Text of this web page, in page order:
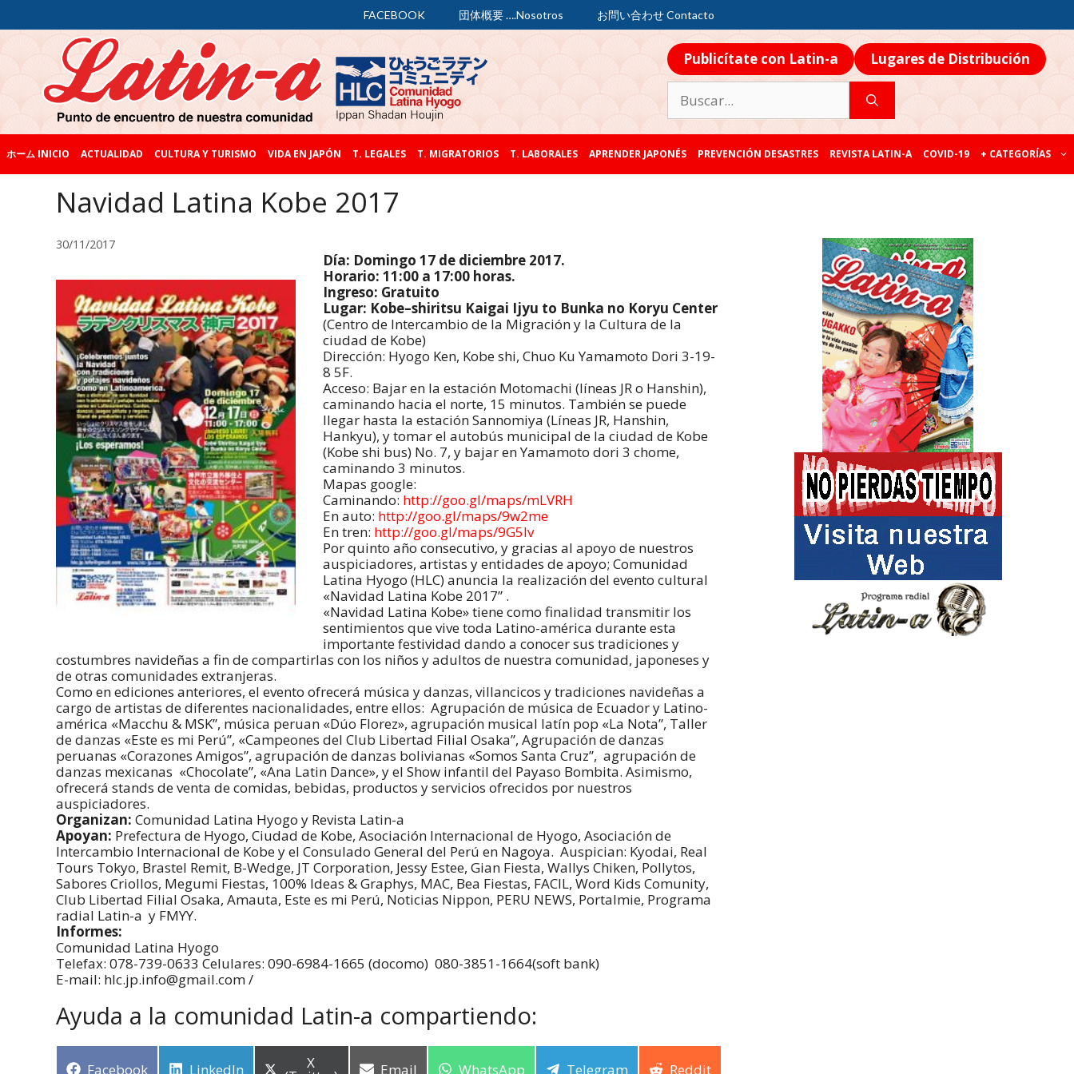
FACEBOOK 団体概要 ….Nosotros お問い合わせ Contacto
Publicítate con Latin-a Lugares de Distribución
ホーム INICIO ACTUALIDAD CULTURA Y TURISMO VIDA EN JAPÓN T. LEGALES T. MIGRATORIOS T. LABORALES APRENDER JAPONÉS PREVENCIÓN DESASTRES REVISTA LATIN-A COVID-19 + CATEGORÍAS
Navidad Latina Kobe 2017
30/11/2017
Día: Domingo 17 de diciembre 2017.
Horario: 11:00 a 17:00 horas.
Ingreso: Gratuito
Lugar: Kobe–shiritsu Kaigai Ijyu to Bunka no Koryu Center
(Centro de Intercambio de la Migración y la Cultura de la
ciudad de Kobe)
Dirección: Hyogo Ken, Kobe shi, Chuo Ku Yamamoto Dori 3-19-
8 5F.
Acceso: Bajar en la estación Motomachi (líneas JR o Hanshin),
caminando hacia el norte, 15 minutos. También se puede
llegar hasta la estación Sannomiya (Líneas JR, Hanshin,
Hankyu), y tomar el autobús municipal de la ciudad de Kobe
(Kobe shi bus) No. 7, y bajar en Yamamoto dori 3 chome,
caminando 3 minutos.
Mapas google:
Caminando: http://goo.gl/maps/mLVRH
En auto: http://goo.gl/maps/9w2me
En tren: http://goo.gl/maps/9G5Iv
Por quinto año consecutivo, y gracias al apoyo de nuestros
auspiciadores, artistas y entidades de apoyo; Comunidad
Latina Hyogo (HLC) anuncia la realización del evento cultural
«Navidad Latina Kobe 2017” .
«Navidad Latina Kobe» tiene como finalidad transmitir los
sentimientos que vive toda Latino-américa durante esta
importante festividad dando a conocer sus tradiciones y
costumbres navideñas a fin de compartirlas con los niños y adultos de nuestra comunidad, japoneses y
de otras comunidades extranjeras.
Como en ediciones anteriores, el evento ofrecerá música y danzas, villancicos y tradiciones navideñas a
cargo de artistas de diferentes nacionalidades, entre ellos: Agrupación de música de Ecuador y Latino-
américa «Macchu & MSK”, música peruan «Dúo Florez», agrupación musical latín pop «La Nota”, Taller
de danzas «Este es mi Perú”, «Campeones del Club Libertad Filial Osaka”, Agrupación de danzas
peruanas «Corazones Amigos”, agrupación de danzas bolivianas «Somos Santa Cruz”, agrupación de
danzas mexicanas «Chocolate”, «Ana Latin Dance», y el Show infantil del Payaso Bombita. Asimismo,
ofrecerá stands de venta de comidas, bebidas, productos y servicios ofrecidos por nuestros
auspiciadores.
Organizan: Comunidad Latina Hyogo y Revista Latin-a
Apoyan: Prefectura de Hyogo, Ciudad de Kobe, Asociación Internacional de Hyogo, Asociación de
Intercambio Internacional de Kobe y el Consulado General del Perú en Nagoya. Auspician: Kyodai, Real
Tours Tokyo, Brastel Remit, B-Wedge, JT Corporation, Jessy Estee, Gian Fiesta, Wallys Chiken, Pollytos,
Sabores Criollos, Megumi Fiestas, 100% Ideas & Graphys, MAC, Bea Fiestas, FACIL, Word Kids Comunity,
Club Libertad Filial Osaka, Amauta, Este es mi Perú, Noticias Nippon, PERU NEWS, Portalmie, Programa
radial Latin-a y FMYY.
Informes:
Comunidad Latina Hyogo
Telefax: 078-739-0633 Celulares: 090-6984-1665 (docomo) 080-3851-1664(soft bank)
E-mail: hlc.jp.info@gmail.com /
Ayuda a la comunidad Latin-a compartiendo:
Facebook LinkedIn X Email WhatsApp Telegram Reddit